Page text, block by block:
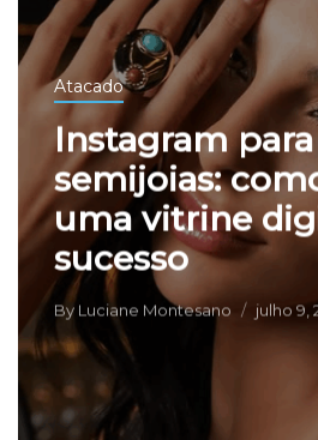
Atacado
Instagram
semijoias:
uma vitrine
sucesso
By Luciane Montesano julho 9,